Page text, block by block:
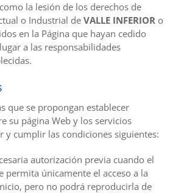
la lesión de los derechos de
o Industrial de VALLE INFERIORo
en la Página que hayan cedido
a las responsabilidades
que se propongan establecer
su página Web y los servicios
y cumplir las condiciones siguientes:
autorización previa cuando el
permita únicamente el acceso a la
pero no podrá reproducirla de